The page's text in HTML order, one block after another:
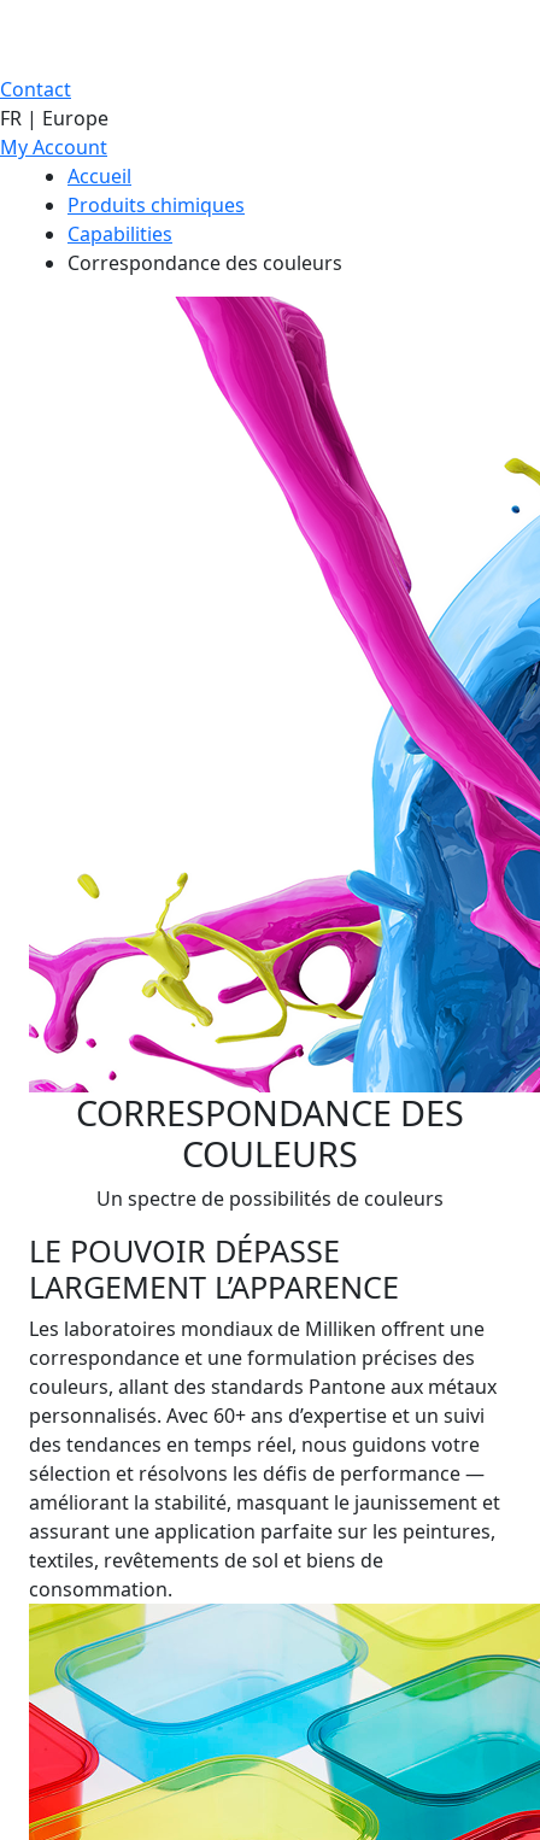
Contact
FR | Europe
My Account
Accueil
Produits chimiques
Capabilities
Correspondance des couleurs
CORRESPONDANCE DES
COULEURS
Un spectre de possibilités de couleurs
LE POUVOIR DÉPASSE
LARGEMENT L’APPARENCE
Les laboratoires mondiaux de Milliken offrent une
correspondance et une formulation précises des
couleurs, allant des standards Pantone aux métaux
personnalisés. Avec 60+ ans d’expertise et un suivi
des tendances en temps réel, nous guidons votre
sélection et résolvons les défis de performance —
améliorant la stabilité, masquant le jaunissement et
assurant une application parfaite sur les peintures,
textiles, revêtements de sol et biens de
consommation.